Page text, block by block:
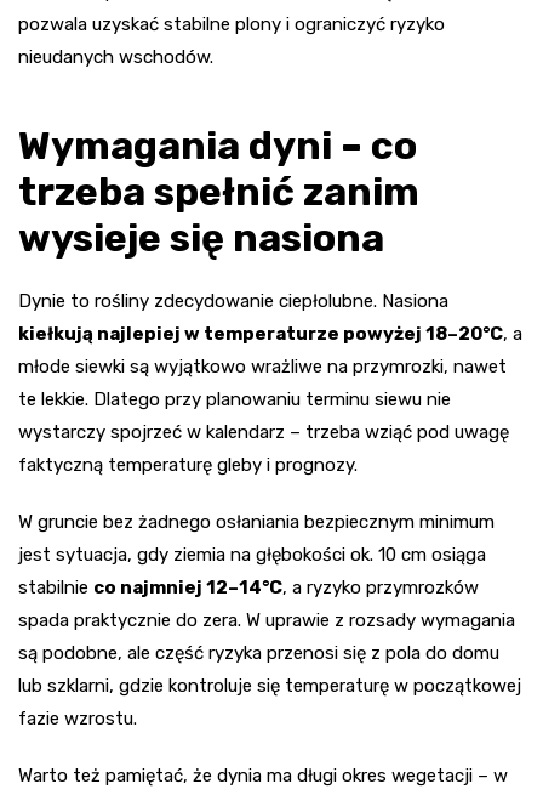
pozwala uzyskać stabilne plony i ograniczyć ryzyko
nieudanych wschodów.
Wymagania dyni – co
trzeba spełnić zanim
wysieje się nasiona
Dynie to rośliny zdecydowanie ciepłolubne. Nasiona
kiełkują najlepiej w temperaturze powyżej 18–20°C, a
młode siewki są wyjątkowo wrażliwe na przymrozki, nawet
te lekkie. Dlatego przy planowaniu terminu siewu nie
wystarczy spojrzeć w kalendarz – trzeba wziąć pod uwagę
faktyczną temperaturę gleby i prognozy.
W gruncie bez żadnego osłaniania bezpiecznym minimum
jest sytuacja, gdy ziemia na głębokości ok. 10 cm osiąga
stabilnie co najmniej 12–14°C, a ryzyko przymrozków
spada praktycznie do zera. W uprawie z rozsady wymagania
są podobne, ale część ryzyka przenosi się z pola do domu
lub szklarni, gdzie kontroluje się temperaturę w początkowej
fazie wzrostu.
Warto też pamiętać, że dynia ma długi okres wegetacji – w